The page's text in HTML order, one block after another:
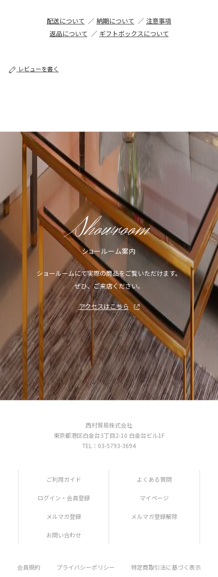
配送について 納期について
注意事項
返品について
ギフトボックスについて
レビューを書く
Showroom
ショールーム案内
ショールームにて実際の商品をご覧いただけます。
ぜひ、ご来店ください。
アクセスはこちら
西村貿易株式会社
東京都港区白金台3丁目2-10 白金台ビル1F
TEL：03-5793-3694
ご利用ガイド よくある質問
ログイン・会員登録 マイページ
メルマガ登録 メルマガ登録解除
お問い合わせ
会員規約 プライバシーポリシー
特定商取引法に基づく表示